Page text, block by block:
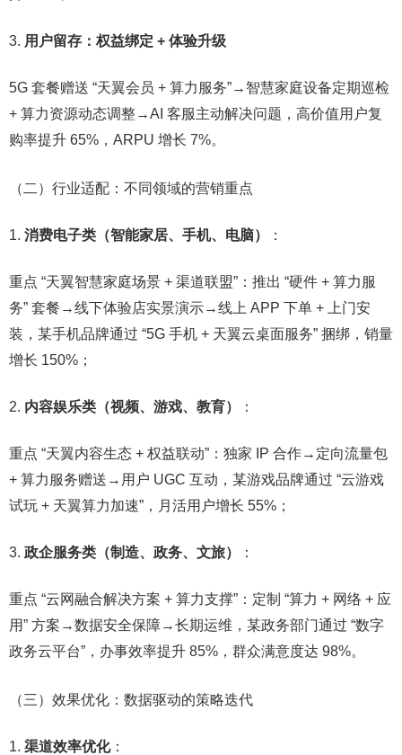
用户留存：权益绑定 + 体验升级
5G 套餐赠送 “天翼会员 + 算力服务”→智慧家庭设备定期巡检
+ 算力资源动态调整→AI 客服主动解决问题，高价值用户复
购率提升 65%，ARPU 增长 7%。​
（二）行业适配：不同领域的营销重点​
消费电子类（智能家居、手机、电脑） ：​
重点 “天翼智慧家庭场景 + 渠道联盟”：推出 “硬件 + 算力服
务” 套餐→线下体验店实景演示→线上 APP 下单 + 上门安
装，某手机品牌通过 “5G 手机 + 天翼云桌面服务” 捆绑，销量
增长 150%；​
内容娱乐类（视频、游戏、教育） ：​
重点 “天翼内容生态 + 权益联动”：独家 IP 合作→定向流量包
+ 算力服务赠送→用户 UGC 互动，某游戏品牌通过 “云游戏
试玩 + 天翼算力加速”，月活用户增长 55%；​
政企服务类（制造、政务、文旅） ：​
重点 “云网融合解决方案 + 算力支撑”：定制 “算力 + 网络 + 应
用” 方案→数据安全保障→长期运维，某政务部门通过 “数字
政务云平台”，办事效率提升 85%，群众满意度达 98%。​
（三）效果优化：数据驱动的策略迭代​
渠道效率优化：​